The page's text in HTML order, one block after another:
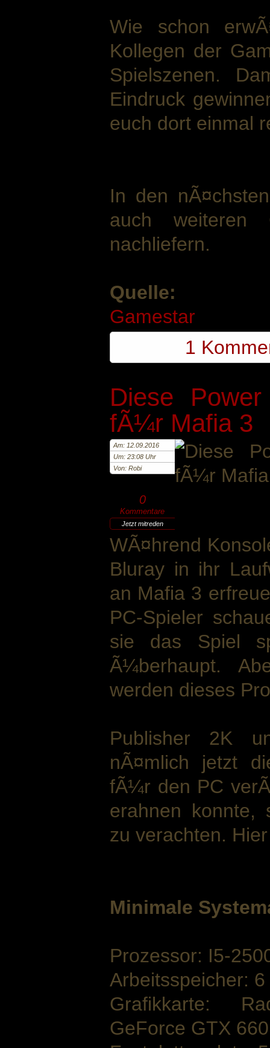
Wie schon
Kollegen der
Spielszenen.
Eindruck
euch dort einmal
In den
auch
nachliefern.
Quelle:
Gamestar
1
Diese
fÃ¼r Mafia 3
Am: 12.09.2016
Um: 23:08 Uhr
Von: Robi
0
Kommentare
Jetzt mitreden
WÃ¤hrend
Bluray in ihr
an Mafia 3
PC-Spieler
sie das Spiel
Ã¼berhaupt.
werden dieses
Publisher 2K
nÃ¤mlich jetzt
fÃ¼r den PC
erahnen konnte,
zu verachten.
Minimale
Prozessor: I5-
Arbeitsspeicher: 6
Grafikkarte:
GeForce GTX 660